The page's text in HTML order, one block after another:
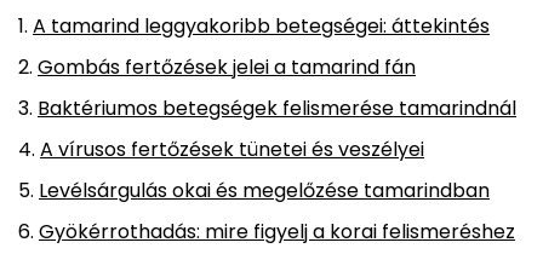
A tamarind leggyakoribb betegségei: áttekintés
Gombás fertőzések jelei a tamarind fán
Baktériumos betegségek felismerése tamarindnál
A vírusos fertőzések tünetei és veszélyei
Levélsárgulás okai és megelőzése tamarindban
Gyökérrothadás: mire figyelj a korai felismeréshez